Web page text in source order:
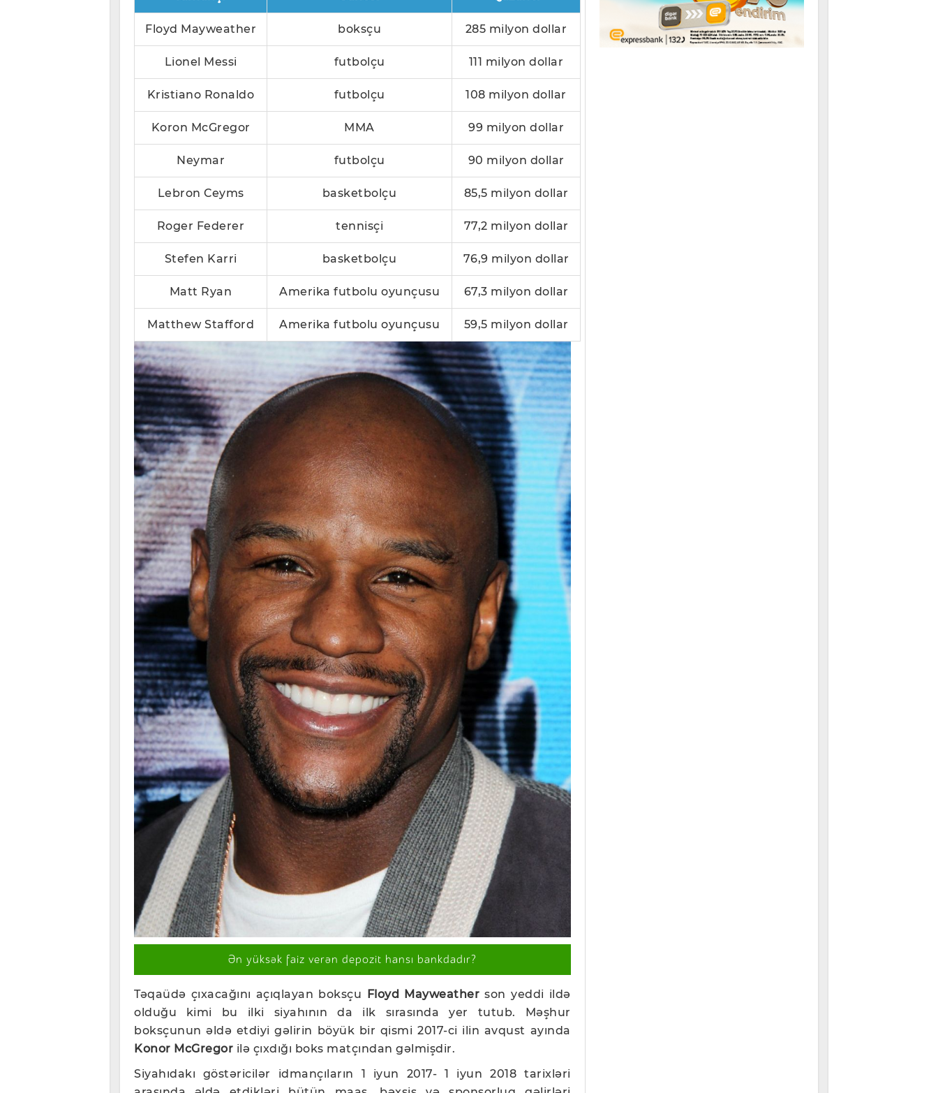
Floyd Mayweather boksçu 285 milyon dollar
Lionel Messi futbolçu 111 milyon dollar
Kristiano Ronaldo futbolçu 108 milyon dollar
Koron McGregor MMA 99 milyon dollar
Neymar futbolçu 90 milyon dollar
Lebron Ceyms basketbolçu 85,5 milyon dollar
Roger Federer tennisçi 77,2 milyon dollar
Stefen Karri basketbolçu 76,9 milyon dollar
Matt Ryan Amerika futbolu oyunçusu 67,3 milyon dollar
Matthew Stafford Amerika futbolu oyunçusu 59,5 milyon dollar
Ən yüksək faiz verən depozit hansı bankdadır?
Təqaüdə çıxacağını açıqlayan boksçu Floyd Mayweatherson yeddi ildə
olduğu kimi bu ilki siyahının da ilk sırasında yer tutub. Məşhur
boksçunun əldə etdiyi gəlirin böyük bir qismi 2017-ci ilin avqust ayında
Konor McGregor ilə çıxdığı boks matçından gəlmişdir.
Siyahıdakı göstəricilər idmançıların 1 iyun 2017- 1 iyun 2018 tarixləri